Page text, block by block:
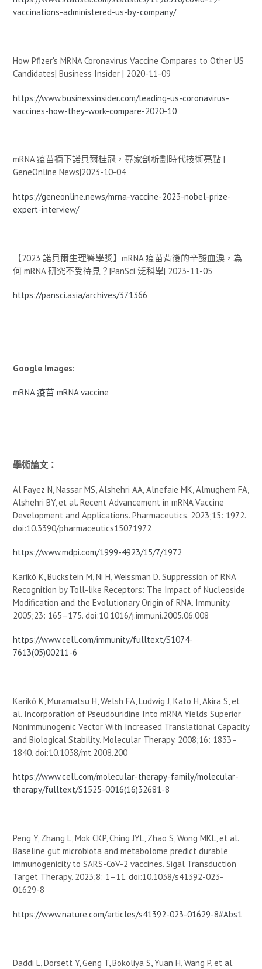
vaccinations-administered-us-by-company/
How Pfizer's MRNA Coronavirus Vaccine Compares to Other US
Candidates| Business Insider | 2020-11-09
https://www.businessinsider.com/leading-us-coronavirus-
vaccines-how-they-work-compare-2020-10
mRNA 疫苗摘下諾貝爾桂冠，專家剖析劃時代技術亮點 |
GeneOnline News|2023-10-04
https://geneonline.news/mrna-vaccine-2023-nobel-prize-
expert-interview/
【2023 諾貝爾生理醫學獎】mRNA 疫苗背後的辛酸血淚，為
何 mRNA 研究不受待見？|PanSci 泛科學| 2023-11-05
https://pansci.asia/archives/371366
Google Images:
mRNA 疫苗 mRNA vaccine
學術論文：
Al Fayez N, Nassar MS, Alshehri AA, Alnefaie MK, Almughem FA,
Alshehri BY, et al. Recent Advancement in mRNA Vaccine
Development and Applications. Pharmaceutics. 2023;15: 1972.
doi:10.3390/pharmaceutics15071972
https://www.mdpi.com/1999-4923/15/7/1972
Karikó K, Buckstein M, Ni H, Weissman D. Suppression of RNA
Recognition by Toll-like Receptors: The Impact of Nucleoside
Modification and the Evolutionary Origin of RNA. Immunity.
2005;23: 165–175. doi:10.1016/j.immuni.2005.06.008
https://www.cell.com/immunity/fulltext/S1074-
7613(05)00211-6
Karikó K, Muramatsu H, Welsh FA, Ludwig J, Kato H, Akira S, et
al. Incorporation of Pseudouridine Into mRNA Yields Superior
Nonimmunogenic Vector With Increased Translational Capacity
and Biological Stability. Molecular Therapy. 2008;16: 1833–
1840. doi:10.1038/mt.2008.200
https://www.cell.com/molecular-therapy-family/molecular-
therapy/fulltext/S1525-0016(16)32681-8
Peng Y, Zhang L, Mok CKP, Ching JYL, Zhao S, Wong MKL, et al.
Baseline gut microbiota and metabolome predict durable
immunogenicity to SARS-CoV-2 vaccines. Sigal Transduction
Target Therapy. 2023;8: 1–11. doi:10.1038/s41392-023-
01629-8
https://www.nature.com/articles/s41392-023-01629-8#Abs1
Daddi L, Dorsett Y, Geng T, Bokoliya S, Yuan H, Wang P, et al.